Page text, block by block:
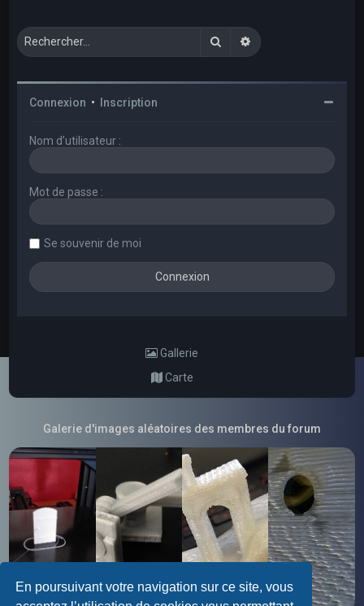
En poursuivant votre navigation sur ce site, vous
RechercherRecherche avancée
Connexion • Inscription
Nom d’utilisateur :
Mot de passe :
Se souvenir de moi
Gallerie
Carte
Galerie d'images aléatoires des membres du forum